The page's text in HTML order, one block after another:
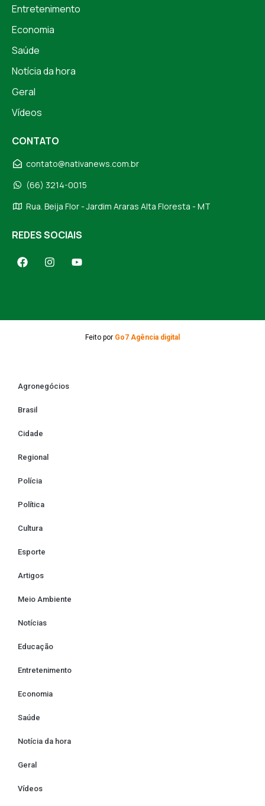
Entretenimento
Economia
Saúde
Notícia da hora
Geral
Vídeos
CONTATO
contato@nativanews.com.br
(66) 3214-0015
Rua. Beija Flor - Jardim Araras Alta Floresta - MT
REDES SOCIAIS
Feito por Go7 Agência digital
Agronegócios
Brasil
Cidade
Regional
Polícia
Política
Cultura
Esporte
Artigos
Meio Ambiente
Notícias
Educação
Entretenimento
Economia
Saúde
Notícia da hora
Geral
Vídeos